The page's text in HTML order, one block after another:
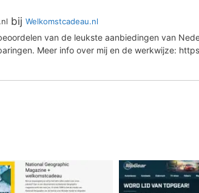
bij Welkomstcadeau.nl
van de leukste aanbiedingen van
Meer info over mij en de werkwijze: